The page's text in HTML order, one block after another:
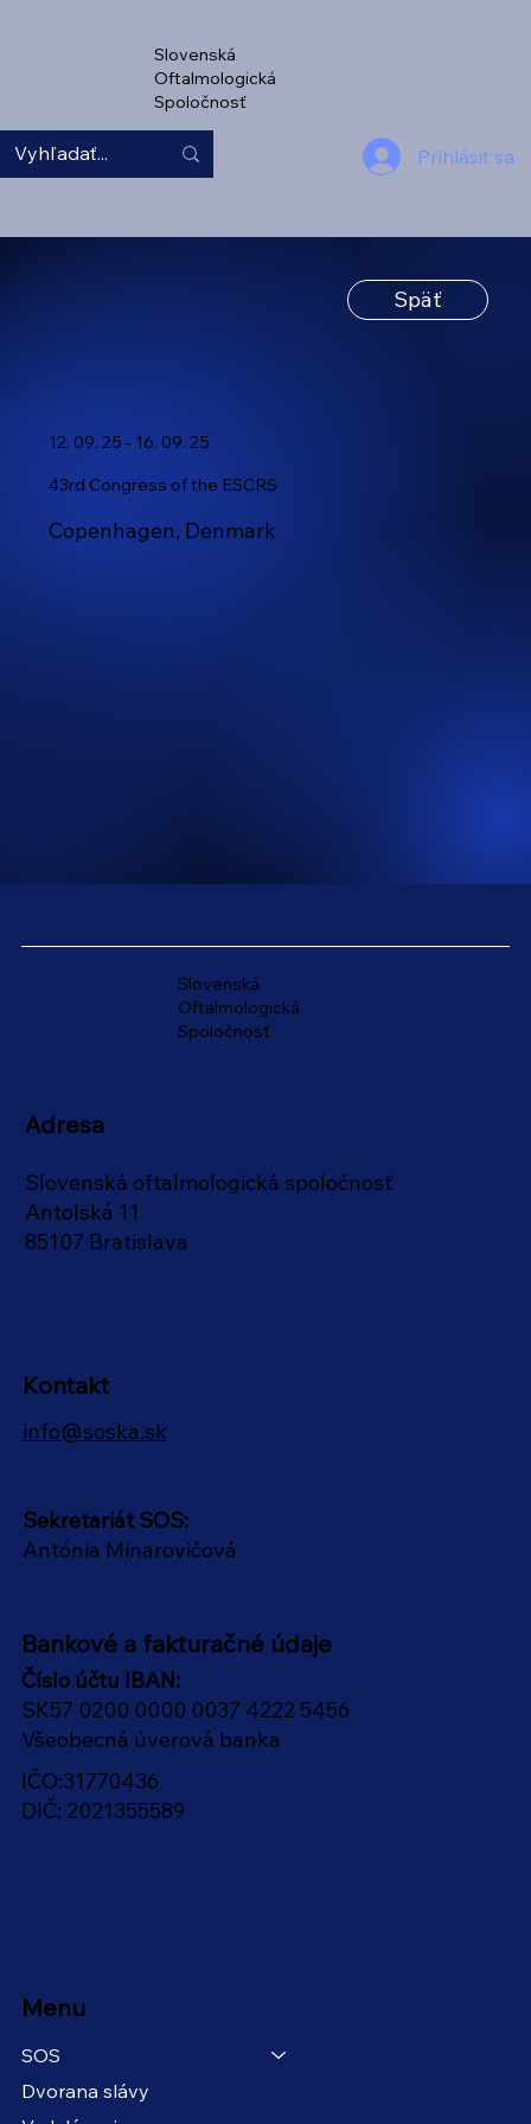
Slovenská
Oftalmologická
Spoločnosť
Prihlásiť sa
Späť
12. 09. 25 - 16. 09. 25
43rd Congress of the ESCRS
Copenhagen, Denmark
Slovenská
Oftalmologická
Spoločnosť
Adresa
Slovenská oftalmologická spoločnosť
Antolská 11
85107 Bratislava
Bankové a fakturačné údaje
Číslo účtu IBAN:
SK57 0200 0000 0037 4222 5456
Všeobecná úverová banka
IČO:31770436
DIČ: 2021355589
Kontakt
info@soska.sk
Sekretariát SOS:
Antónia Minarovičová
Menu
SOS
Dvorana slávy